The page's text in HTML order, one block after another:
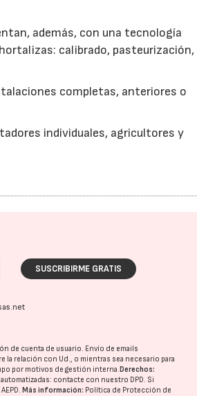
además, con una tecnología
calibrado, pasteurización,
completas, anteriores o
individuales, agricultores y
SUSCRIBIRME GRATIS
de cuenta de usuario. Envío de emails
la relación con Ud., o mientras sea necesario para
por motivos de gestión interna. Derechos:
contacte con nuestro DPD. Si
AEPD. Más información: Política de Protección de